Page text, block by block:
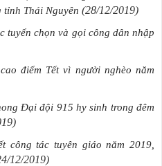
Thái Nguyên (28/12/2019)
tuyển chọn và gọi công dân nhập
điểm Tết vì người nghèo năm
Đại đội 915 hy sinh trong đêm
công tác tuyên giáo năm 2019,
12/2019)